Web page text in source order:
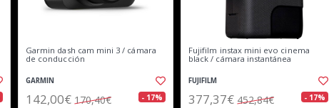
Garmin dash cam mini 3 / cámara
de conducción
GARMIN
142,00€ 170,40€ - 17%
Fujifilm instax mini evo cinema
black / cámara instantánea
FUJIFILM
377,37€ 452,84€ - 17%